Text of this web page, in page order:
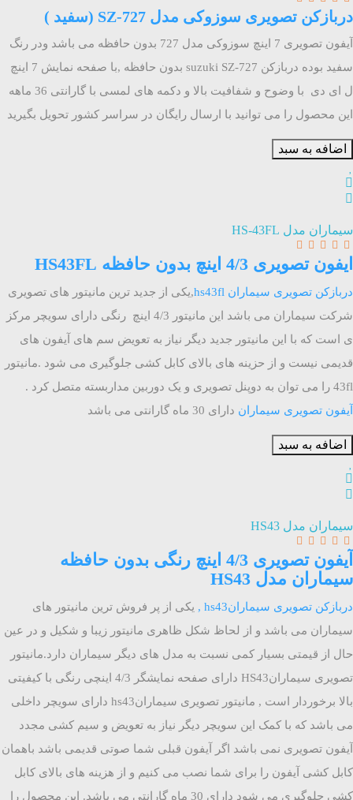
دربازکن تصویری سوزوکی مدل SZ-727 (سفید )
آیفون تصویری 7 اینچ سوزوکی مدل 727 بدون حافظه می باشد ودر رنگ
سفید بوده دربازکن suzuki SZ-727 بدون حافظه ,با صفحه نمایش 7 اینچ
ل ای دی با وضوح و شفافیت بالا و دکمه های لمسی با گارانتی 36 ماهه
این محصول را می توانید با ارسال رایگان در سراسر کشور تحویل بگیرید
اضافه به سبد
سیماران مدل HS-43FL
ایفون تصویری 4/3 اینچ بدون حافظه HS43FL
دربازکن تصویری سیماران hs43fl
,یکی از جدید ترین مانیتور های تصویری
شرکت سیماران می باشد این مانیتور 4/3 اینچ رنگی دارای سویچر مرکز
ی است که با این مانیتور جدید دیگر نیاز به تعویض سم های آیفون های
قدیمی نیست و از حزینه های بالای کابل کشی جلوگیری می شود .مانیتور
43fl را می توان به دوپنل تصویری و یک دوربین مداربسته متصل کرد .
آیفون تصویری سیماران دارای 30 ماه گارانتی می باشد
اضافه به سبد
سیماران مدل HS43
آیفون تصویری 4/3 اینچ رنگی بدون حافظه
سیماران مدل HS43
دربازکن تصویری سیمارانhs43 ,
یکی از پر فروش ترین مانیتور های
سیماران می باشد و از لحاظ شکل ظاهری مانیتور زیبا و شکیل و در عین
حال از قیمتی بسیار کمی نسبت به مدل های دیگر سیماران دارد.مانیتور
تصویری سیمارانHS43 دارای صفحه نمایشگر 4/3 اینچی رنگی با کیفیتی
بالا برخوردار است , مانیتور تصویری سیمارانhs43 دارای سویچر داخلی
می باشد که با کمک این سویچر دیگر نیاز به تعویض و سیم کشی مجدد
آیفون تصویری نمی باشد اگر آیفون قبلی شما صوتی قدیمی باشد باهمان
کابل کشی آیفون را برای شما نصب می کنیم و از هزینه های بالای کابل
کشی جلوگیری می شود
دارای 30 ماه گارانتی می باشد. این محصول را